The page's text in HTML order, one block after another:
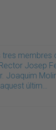
tres membres
Josep
Joaquim
últim…